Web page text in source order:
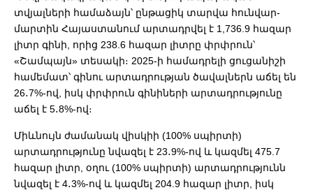
տվյալների համաձայն՝ ընթացիկ տարվա հունվար-
մարտին Հայաստանում արտադրվել է 1,736.9 հազար
լիտր գինի, որից 238.6 հազար լիտրը փրփրուն՝
«Շամպայն» տեսակի։ 2025-ի համադրելի ցուցանիշի
համեմատ՝ գինու արտադրության ծավալներն աճել են
26․7%-ով, իսկ փրփրուն գինիների արտադրությունը
աճել է 5․8%-ով։
Միևնույն ժամանակ վիսկիի (100% սպիրտի)
արտադրությունը նվազել է 23․9%-ով և կազմել 475.7
հազար լիտր, օղու (100% սպիրտի) արտադրությունն
նվազել է 4․3%-ով և կազմել 204.9 հազար լիտր, իսկ